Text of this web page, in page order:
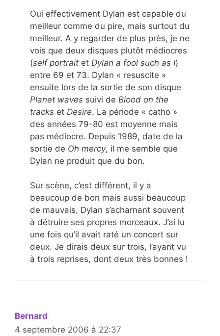
Oui effectivement Dylan est capable du
meilleur comme du pire, mais surtout du
meilleur. A y regarder de plus près, je ne
vois que deux disques plutôt médiocres
(self portrait et Dylan a fool such as I)
entre 69 et 73. Dylan « resuscite »
ensuite lors de la sortie de son disque
Planet waves suivi de Blood on the
tracks et Desire. La période « catho »
des années 79-80 est moyenne mais
pas médiocre. Depuis 1989, date de la
sortie de Oh mercy, il me semble que
Dylan ne produit que du bon.
Sur scène, c’est différent, il y a
beaucoup de bon mais aussi beaucoup
de mauvais, Dylan s’acharnant souvent
à détruire ses propres morceaux. J’ai lu
une fois qu’il avait raté un concert sur
deux. Je dirais deux sur trois, l’ayant vu
à trois reprises, dont deux très bonnes !
Bernard
4 septembre 2006 à 22:37